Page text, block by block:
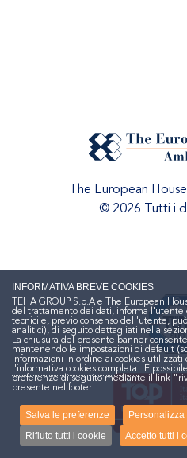
The European
© 2026 Tutti i
INFORMATIVA BREVE COOKIES
TEHA GROUP S.p.A e The European
del trattamento dei dati, informa l'utente
tecnici e, previo consenso dell'utente,
analitici), di seguito dettagliati nella
La chiusura del presente banner
mantenendo le impostazioni di default
informazioni in ordine ai cookies utilizzati
l'informativa cookies completa . È
preferenze di seguito mediante il link
presente nel footer.
Salva le preferenze
Rifiuto tutti i cookie
Accetto tutti i